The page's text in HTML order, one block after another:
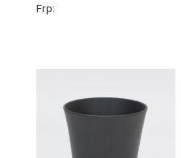
Frp: